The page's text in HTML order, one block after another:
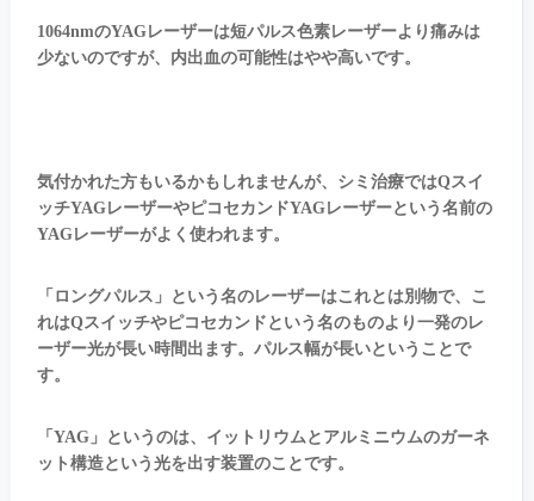
1064nmのYAGレーザーは短パルス色素レーザーより痛みは
少ないのですが、内出血の可能性はやや高いです。
気付かれた方もいるかもしれませんが、シミ治療ではQスイ
ッチYAGレーザーやピコセカンドYAGレーザーという名前の
YAGレーザーがよく使われます。
「ロングパルス」という名のレーザーはこれとは別物で、こ
れはQスイッチやピコセカンドという名のものより一発のレ
ーザー光が長い時間出ます。パルス幅が長いということで
す。
「YAG」というのは、イットリウムとアルミニウムのガーネ
ット構造という光を出す装置のことです。